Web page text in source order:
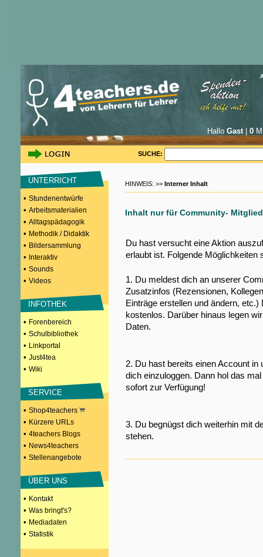
Hallo Gast| 0
SUCHE:
UNTERRICHT
• Stundenentwürfe
• Arbeitsmaterialien
• Alltagspädagogik
• Methodik / Didaktik
• Bildersammlung
• Interaktiv
• Sounds
• Videos
INFOTHEK
• Forenbereich
• Schulbibliothek
• Linkportal
• Just4tea
• Wiki
SERVICE
• Shop4teachers
• Kürzere URLs
• 4teachers Blogs
• News4teachers
• Stellenangebote
ÜBER UNS
• Kontakt
• Was bringt's?
• Mediadaten
• Statistik
HINWEIS: >> Interner Inhalt
Inhalt nur für Community-
Du hast versucht eine Aktion
erlaubt ist. Folgende Möglichkeiten
1. Du meldest dich an unserer
Zusatzinfos (Rezensionen,
Einträge erstellen und ändern,
kostenlos. Darüber hinaus legen
Daten.
2. Du hast bereits einen Account
dich einzuloggen. Dann hol das
sofort zur Verfügung!
3. Du begnügst dich weiterhin mit
stehen.